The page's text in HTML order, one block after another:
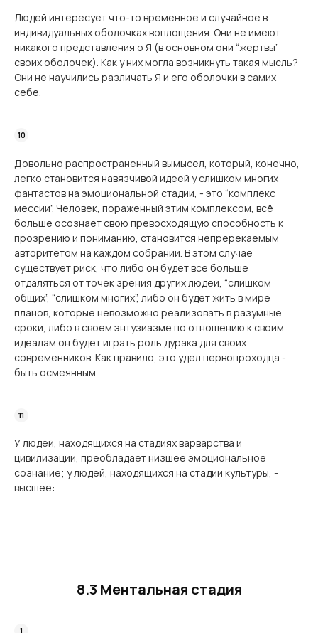
Людей интересует что-то временное и случайное в
индивидуальных оболочках воплощения. Они не имеют
никакого представления о Я (в основном они “жертвы”
своих оболочек). Как у них могла возникнуть такая мысль?
Они не научились различать Я и его оболочки в самих
себе.
Довольно распространенный вымысел, который, конечно,
легко становится навязчивой идеей у слишком многих
фантастов на эмоциональной стадии, - это “комплекс
мессии”. Человек, пораженный этим комплексом, всё
больше осознает свою превосходящую способность к
прозрению и пониманию, становится непререкаемым
авторитетом на каждом собрании. В этом случае
существует риск, что либо он будет все больше
отдаляться от точек зрения других людей, “слишком
общих”, “слишком многих”, либо он будет жить в мире
планов, которые невозможно реализовать в разумные
сроки, либо в своем энтузиазме по отношению к своим
идеалам он будет играть роль дурака для своих
современников. Как правило, это удел первопроходца -
быть осмеянным.
У людей, находящихся на стадиях варварства и
цивилизации, преобладает низшее эмоциональное
сознание; у людей, находящихся на стадии культуры, -
высшее:
8.3 Ментальная стадия